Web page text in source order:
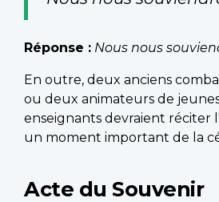
Réponse : Nous nous
En outre, deux anciens
ou deux animateurs de
enseignants devraient réciter
un moment important de la
Acte du Souvenir